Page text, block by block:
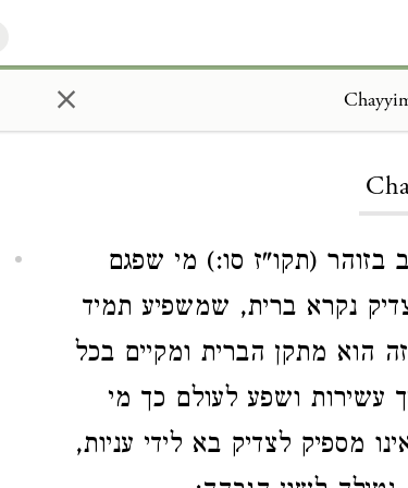
×
בזוהר (תקו"ז סו:) מי שפגם
נקרא ברית, שמשפיע תמיד
הוא מתקן הברית ומקיים בכל
עשירות ושפע לעולם כך מי
מספיק לצדיק בא לידי עניות,